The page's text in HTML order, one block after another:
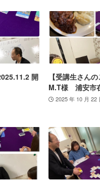
開
【受講生さん
M.T様 浦安市
2025 年 10 月 22